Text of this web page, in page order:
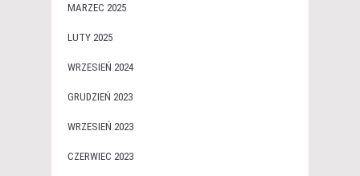
MARZEC 2025
LUTY 2025
WRZESIEŃ 2024
GRUDZIEŃ 2023
WRZESIEŃ 2023
CZERWIEC 2023